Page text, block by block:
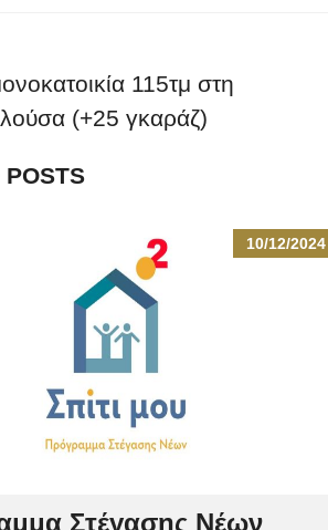
115τμ στη
(+25 γκαράζ)
POSTS
10/12/2024
Στέγασης Νέων